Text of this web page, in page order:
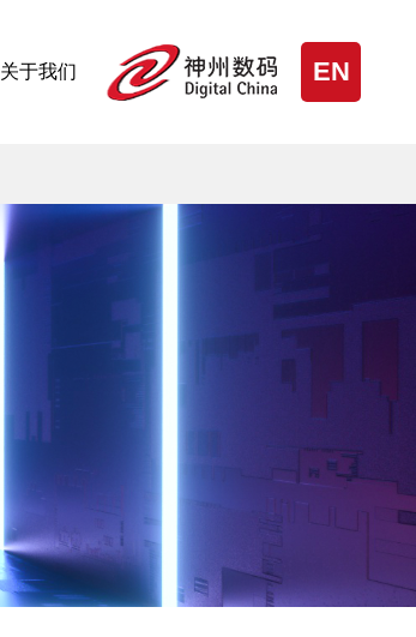
关于我们 EN